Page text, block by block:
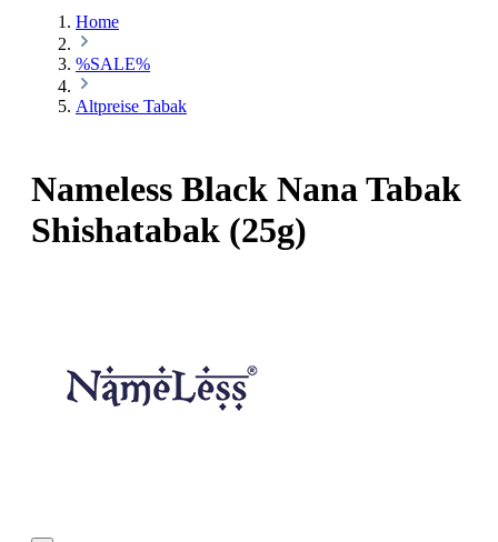
Home
%SALE%
Altpreise Tabak
Nameless Black Nana Tabak
Shishatabak (25g)